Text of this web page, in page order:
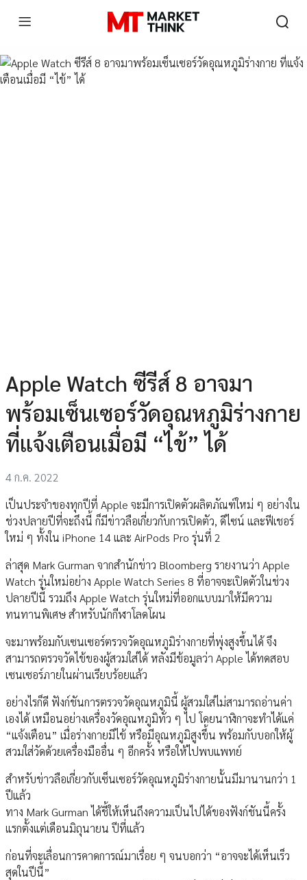
Apple Watch ซีรีส์ 8 อาจมา
พร้อมเซ็นเซอร์วัดอุณหภูมิร่างกาย
ที่แจ้งเตือนเมื่อมี “ไข้” ได้
4 ก.ค. 2022
เป็นประจำของทุกปีที่ Apple จะมีการเปิดตัวผลิตภัณฑ์ใหม่ ๆ อย่างใน
ช่วงปลายปีที่จะถึงนี้ ก็มีข่าวลือเกี่ยวกับการเปิดตัว, ดีไซน์ และฟีเชอร์
ใหม่ ๆ ทั้งใน iPhone 14 และ AirPods Pro รุ่นที่ 2
ล่าสุด Mark Gurman จากสำนักข่าว Bloomberg รายงานว่า Apple
Watch รุ่นใหม่อย่าง Apple Watch Series 8 ที่อาจจะเปิดตัวในช่วง
ปลายปีนี้ รวมถึง Apple Watch รุ่นใหม่ที่ออกแบบมาให้มีความ
ทนทานพิเศษ สำหรับนักกีฬาโลดโผน
จะมาพร้อมกับเซนเซอร์ตรวจวัดอุณหภูมิร่างกายที่พุ่งสูงขึ้นได้ จึง
สามารถตรวจวัดไข้ของผู้สวมใส่ได้ หลังมีข้อมูลว่า Apple ได้ทดสอบ
เซนเซอร์ภายในผ่านเรียบร้อยแล้ว
อย่างไรก็ดี ฟังก์ชันการตรวจวัดอุณหภูมินี้ ผู้สวมใส่ไม่สามารถอ่านค่า
เองได้ เหมือนอย่างเครื่องวัดอุณหภูมิทั่ว ๆ ไป โดยนาฬิกาจะทำได้แค่
“แจ้งเตือน” เมื่อร่างกายมีไข้ หรือมีอุณหภูมิสูงขึ้น พร้อมกับบอกให้ผู้
สวมใส่วัดด้วยเครื่องมืออื่น ๆ อีกครั้ง หรือให้ไปพบแพทย์
สำหรับข่าวลือเกี่ยวกับเซ็นเซอร์วัดอุณหภูมิร่างกายนั้นมีมานานกว่า 1
ปีแล้ว
ทาง Mark Gurman ได้ชี้ให้เห็นถึงความเป็นไปได้ของฟังก์ชันนี้ครั้ง
แรกตั้งแต่เดือนมิถุนายน ปีที่แล้ว
ก่อนที่จะเลื่อนการคาดการณ์มาเรื่อย ๆ จนบอกว่า “อาจจะได้เห็นเร็ว
สุดในปีนี้”